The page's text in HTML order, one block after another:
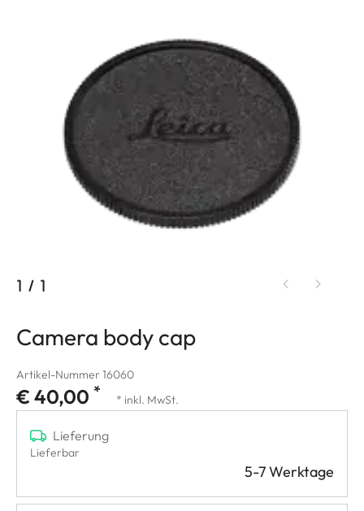
1 / 1
Camera body cap
Artikel-Nummer 16060
€ 40,00 * * inkl. MwSt.
Lieferung
Lieferbar
5-7 Werktage